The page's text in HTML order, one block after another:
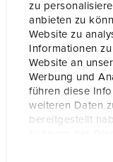
zu
anbieten zu
Website zu
Informationen
Website an
Werbung und
führen diese
weiteren Daten
bereitgestellt